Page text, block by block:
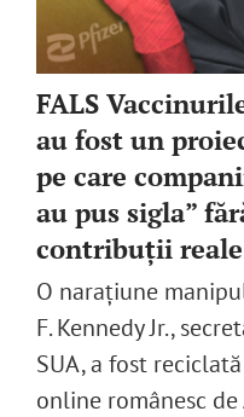
FALS
au fost un
pe care
au pus sigla”
contribuții reale
O narațiune
F. Kennedy Jr.,
SUA, a fost
online românesc